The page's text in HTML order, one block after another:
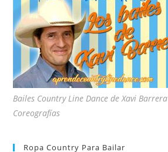
Bailes Country Line Dance de Xavi Barrera
Coreografías
Ropa Country Para Bailar